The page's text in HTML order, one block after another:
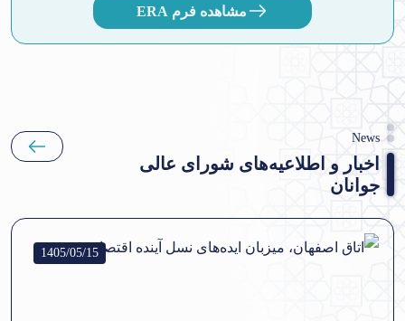
مشاهده فرم ERA
News
اخبار و اطلاعیه‌های شورای عالی
جوانان
1405/05/15